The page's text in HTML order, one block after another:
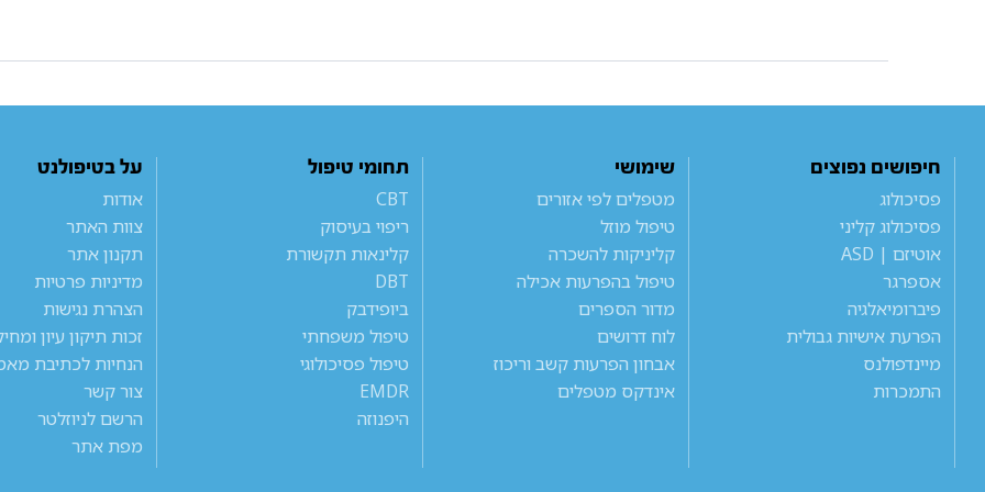
חיפושים נפוצים
פסיכולוג
פסיכולוג קליני
אוטיזם | ASD
אספרגר
פיברומיאלגיה
הפרעת אישיות גבולית
מיינדפולנס
התמכרות
שימושי
מטפלים לפי אזורים
טיפול מוזל
קליניקות להשכרה
טיפול בהפרעות אכילה
מדור הספרים
לוח דרושים
אבחון הפרעות קשב וריכוז
אינדקס מטפלים
תחומי טיפול
CBT
ריפוי בעיסוק
קלינאות תקשורת
DBT
ביופידבק
טיפול משפחתי
טיפול פסיכולוגי
EMDR
היפנוזה
על בטיפולנט
אודות
צוות האתר
תקנון אתר
מדיניות פרטיות
הצהרת נגישות
זכות תיקון עיון
הנחיות לכתיבת
צור קשר
הרשם לניוזלטר
מפת אתר